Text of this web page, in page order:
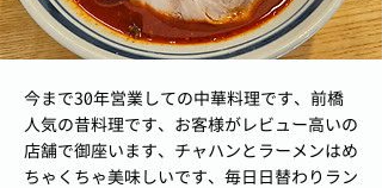
今まで30年営業しての中華料理です、前橋
人気の昔料理です、お客様がレビュー高いの
店舗で御座います、チャハンとラーメンはめ
ちゃくちゃ美味しいです、毎日日替わりラン